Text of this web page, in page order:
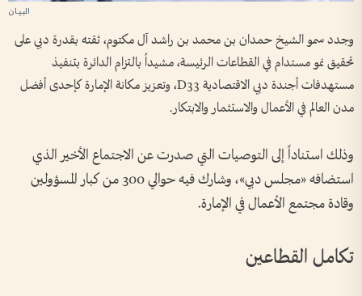
وجدد سمو الشيخ حمدان بن محمد بن راشد آل مكتوم، ثقته بقدرة دبي على
تحقيق نمو مستدام في القطاعات الرئيسة، مشيداً بالتزام الدائرة بتنفيذ
مستهدفات أجندة دبي الاقتصادية D33، وتعزيز مكانة الإمارة كإحدى أفضل
مدن العالم في الأعمال والاستثمار والابتكار.
وذلك استناداً إلى التوصيات التي صدرت عن الاجتماع الأخير الذي
استضافه «مجلس دبي»، وشارك فيه حوالي 300 من كبار المسؤولين
وقادة مجتمع الأعمال في الإمارة.
تكامل القطاعين